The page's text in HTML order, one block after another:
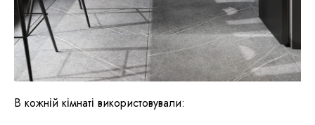
В кожній кімнаті використовували: